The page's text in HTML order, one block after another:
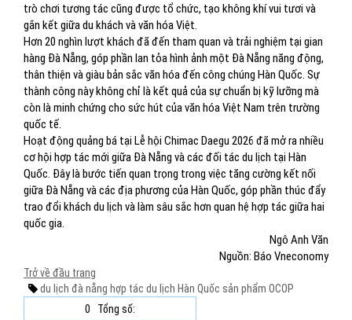
trò chơi tương tác cũng được tổ chức, tạo không khí vui tươi và
gắn kết giữa du khách và văn hóa Việt.
Hơn 20 nghìn lượt khách đã đến tham quan và trải nghiệm tại gian
hàng Đà Nẵng, góp phần lan tỏa hình ảnh một Đà Nẵng năng động,
thân thiện và giàu bản sắc văn hóa đến công chúng Hàn Quốc. Sự
thành công này không chỉ là kết quả của sự chuẩn bị kỹ lưỡng mà
còn là minh chứng cho sức hút của văn hóa Việt Nam trên trường
quốc tế.
Hoạt động quảng bá tại Lễ hội Chimac Daegu 2026 đã mở ra nhiều
cơ hội hợp tác mới giữa Đà Nẵng và các đối tác du lịch tại Hàn
Quốc. Đây là bước tiến quan trọng trong việc tăng cường kết nối
giữa Đà Nẵng và các địa phương của Hàn Quốc, góp phần thúc đẩy
trao đổi khách du lịch và làm sâu sắc hơn quan hệ hợp tác giữa hai
quốc gia.
Ngô Anh Văn
Nguồn: Báo Vneconomy
Trở về đầu trang
du lịch đà nẵng hợp tác du lịch Hàn Quốc sản phẩm OCOP
0
Tổng số: